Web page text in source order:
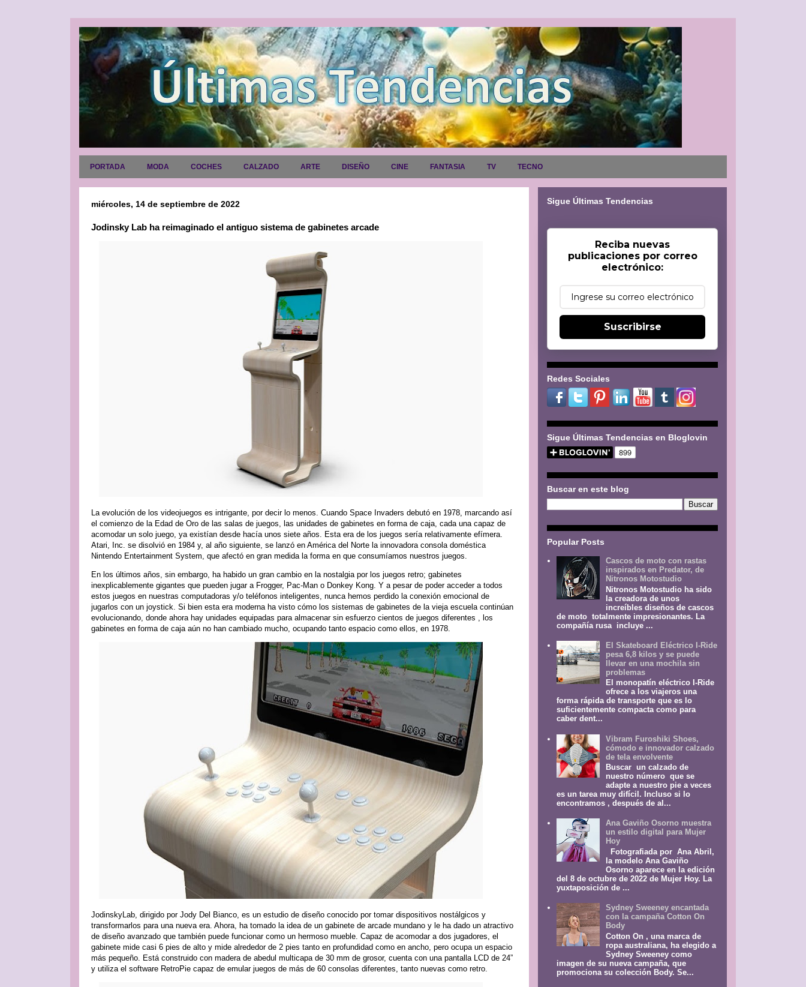
PORTADA MODA COCHES CALZADO ARTE DISEÑO CINE FANTASIA TV TECNO
miércoles, 14 de septiembre de 2022
Jodinsky Lab ha reimaginado el antiguo sistema de gabinetes arcade
La evolución de los videojuegos es intrigante, por decir lo menos. Cuando Space Invaders debutó en 1978, marcando así
el comienzo de la Edad de Oro de las salas de juegos, las unidades de gabinetes en forma de caja, cada una capaz de
acomodar un solo juego, ya existían desde hacía unos siete años. Esta era de los juegos sería relativamente efímera.
Atari, Inc. se disolvió en 1984 y, al año siguiente, se lanzó en América del Norte la innovadora consola doméstica
Nintendo Entertainment System, que afectó en gran medida la forma en que consumíamos nuestros juegos.
En los últimos años, sin embargo, ha habido un gran cambio en la nostalgia por los juegos retro; gabinetes
inexplicablemente gigantes que pueden jugar a Frogger, Pac-Man o Donkey Kong. Y a pesar de poder acceder a todos
estos juegos en nuestras computadoras y/o teléfonos inteligentes, nunca hemos perdido la conexión emocional de
jugarlos con un joystick. Si bien esta era moderna ha visto cómo los sistemas de gabinetes de la vieja escuela continúan
evolucionando, donde ahora hay unidades equipadas para almacenar sin esfuerzo cientos de juegos diferentes , los
gabinetes en forma de caja aún no han cambiado mucho, ocupando tanto espacio como ellos, en 1978.
JodinskyLab, dirigido por Jody Del Bianco, es un estudio de diseño conocido por tomar dispositivos nostálgicos y
transformarlos para una nueva era. Ahora, ha tomado la idea de un gabinete de arcade mundano y le ha dado un atractivo
de diseño avanzado que también puede funcionar como un hermoso mueble. Capaz de acomodar a dos jugadores, el
gabinete mide casi 6 pies de alto y mide alrededor de 2 pies tanto en profundidad como en ancho, pero ocupa un espacio
más pequeño. Está construido con madera de abedul multicapa de 30 mm de grosor, cuenta con una pantalla LCD de 24”
y utiliza el software RetroPie capaz de emular juegos de más de 60 consolas diferentes, tanto nuevas como retro.
Sigue Últimas Tendencias
Reciba nuevas
publicaciones por correo
electrónico:
Suscribirse
Redes Sociales
Sigue Últimas Tendencias en Bloglovin
Buscar en este blog
Popular Posts
Cascos de moto con rastas
inspirados en Predator, de
Nitronos Motostudio
Nitronos Motostudio ha sido
la creadora de unos
increíbles diseños de cascos
de moto totalmente impresionantes. La
compañía rusa incluye ...
El Skateboard Eléctrico I-Ride
pesa 6,8 kilos y se puede
llevar en una mochila sin
problemas
El monopatín eléctrico I-Ride
ofrece a los viajeros una
forma rápida de transporte que es lo
suficientemente compacta como para
caber dent...
Vibram Furoshiki Shoes,
cómodo e innovador calzado
de tela envolvente
Buscar un calzado de
nuestro número que se
adapte a nuestro pie a veces
es un tarea muy difícil. Incluso si lo
encontramos , después de al...
Ana Gaviño Osorno muestra
un estilo digital para Mujer
Hoy
Fotografiada por Ana Abril,
la modelo Ana Gaviño
Osorno aparece en la edición
del 8 de octubre de 2022 de Mujer Hoy. La
yuxtaposición de ...
Sydney Sweeney encantada
con la campaña Cotton On
Body
Cotton On , una marca de
ropa australiana, ha elegido a
Sydney Sweeney como
imagen de su nueva campaña, que
promociona su colección Body. Se...